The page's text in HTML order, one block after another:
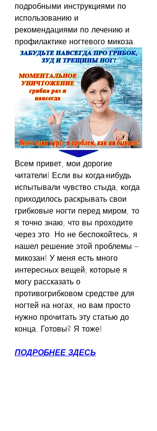
подробными инструкциями по
использованию и
рекомендациями по лечению и
профилактике ногтевого микоза.
Всем привет, мои дорогие
читатели! Если вы когда-нибудь
испытывали чувство стыда, когда
приходилось раскрывать свои
грибковые ногти перед миром, то
я точно знаю, что вы проходите
через это. Но не беспокойтесь, я
нашел решение этой проблемы –
микозан! У меня есть много
интересных вещей, которые я
могу рассказать о
противогрибковом средстве для
ногтей на ногах, но вам просто
нужно прочитать эту статью до
конца. Готовы? Я тоже!
ПОДРОБНЕЕ ЗДЕСЬ